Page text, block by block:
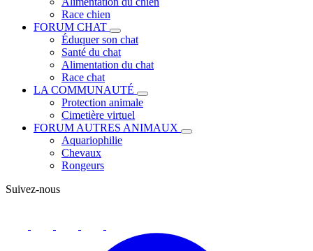
Race chien
FORUM CHAT
Éduquer son chat
Santé du chat
Alimentation du chat
Race chat
LA COMMUNAUTÉ
Protection animale
Cimetière virtuel
FORUM AUTRES ANIMAUX
Aquariophilie
Chevaux
Rongeurs
Suivez-nous